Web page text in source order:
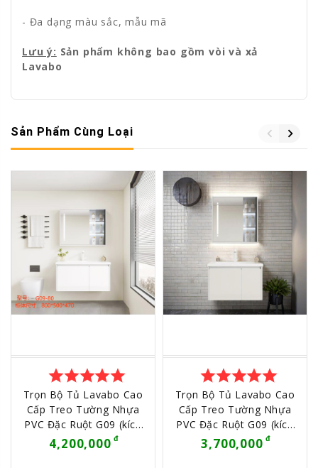
- Đa dạng màu sắc, mẫu mã
Lưu ý: Sản phẩm không bao gồm vòi và xả
Lavabo
Sản Phẩm Cùng Loại
starstarstarstarstar
Trọn Bộ Tủ Lavabo Cao
Cấp Treo Tường Nhựa
PVC Đặc Ruột G09 (kích
thước 80cm, không kèm
phụ kiện) - HÀNG NHẬP
4,200,000
starstarstarstarstar
Trọn Bộ Tủ Lavabo Cao
Cấp Treo Tường Nhựa
PVC Đặc Ruột G09 (kích
thước 60cm, không kèm
phụ kiện) - HÀNG NHẬP
3,700,000